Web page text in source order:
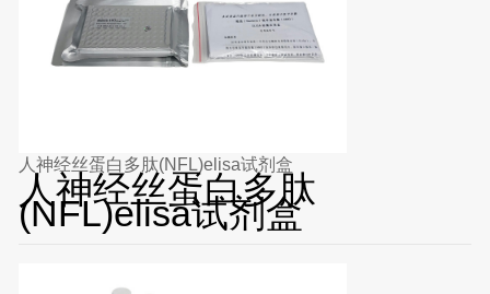
人神经丝蛋白多肽(NFL)elisa试剂盒
人神经丝蛋白多肽
(NFL)elisa试剂盒